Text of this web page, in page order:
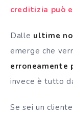
creditizia può
Dalle ultime
emerge che
erroneamente
invece è tutto
Se sei un